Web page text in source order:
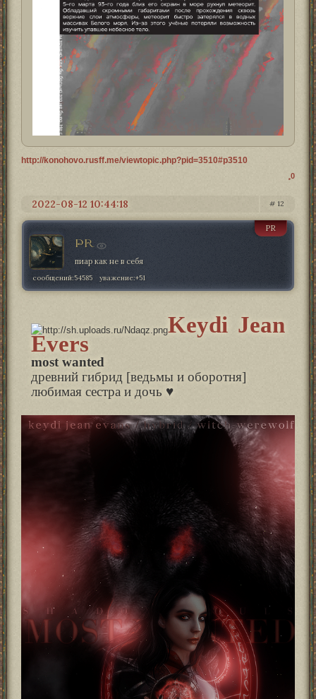
http://konohovo.rusff.me/viewtopic.php?pid=3510#p3510
0
12
2022-08-12 10:44:18
PR
PR
пиар как не в себя
сообщений:54585 уважение:+51
Keydi Jean
Evers
most wanted
древний гибрид [ведьмы и оборотня]
любимая сестра и дочь ♥